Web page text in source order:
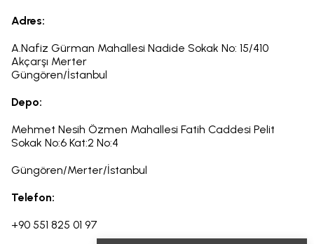
Adres:
A.Nafiz Gürman Mahallesi Nadide Sokak No: 15/410
Akçarşı Merter
Güngören/İstanbul
Depo:
Mehmet Nesih Özmen Mahallesi Fatih Caddesi Pelit
Sokak No:6 Kat:2 No:4
Güngören/Merter/İstanbul
Telefon:
+90 551 825 01 97